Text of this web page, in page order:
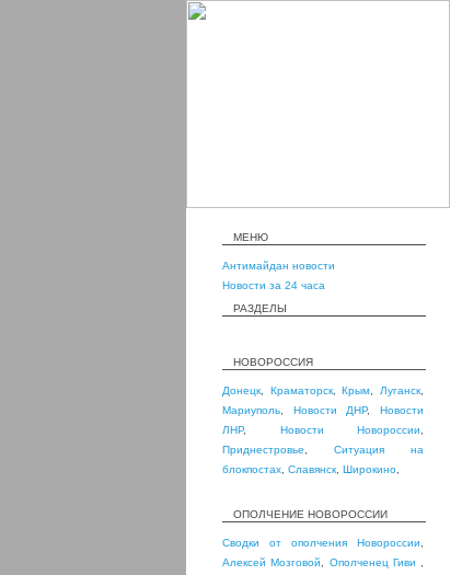
МЕНЮ
Антимайдан новости
Новости за 24 часа
РАЗДЕЛЫ
НОВОРОССИЯ
Донецк Краматорск,Крым Луганск
Мариуполь
Новости ДНР,Новости
ЛНР, Новости Новороссии
Приднестровье
Ситуация на
блокпостах Славянск Широкино
ОПОЛЧЕНИЕ НОВОРОССИИ
Сводки от ополчения Новороссии
Алексей Мозговой
Ополченец Гиви